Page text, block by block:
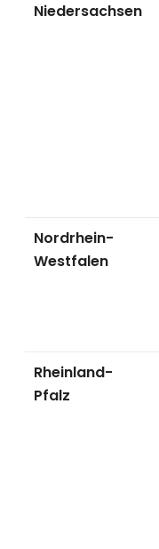
Niedersachsen
Nordrhein-
Westfalen
Rheinland-
Pfalz